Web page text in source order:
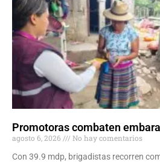
Promotoras combaten
agosto 6, 2026
No hay comentarios
Con 39.9 mdp, brigadistas recorren